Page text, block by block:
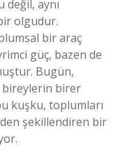
değil, aynı
olgudur.
bir araç
güç, bazen de
Bugün,
bireylerin birer
kuşku, toplumları
şekillendiren bir